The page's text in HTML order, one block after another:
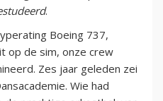
.
Boeing 737,
op de sim, onze crew
Zes jaar geleden zei
Wie had